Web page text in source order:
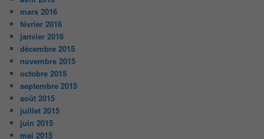
mars 2016
février 2016
janvier 2016
décembre 2015
novembre 2015
octobre 2015
septembre 2015
août 2015
juillet 2015
juin 2015
mai 2015